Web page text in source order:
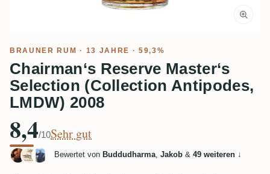
BRAUNER RUM · 13 JAHRE · 59,3%
Chairman‘s Reserve Master‘s
Selection (Collection Antipodes,
LMDW) 2008
8,4/10Sehr gut
Bewertet von Buddudharma, Jakob & 49 weiteren ↓